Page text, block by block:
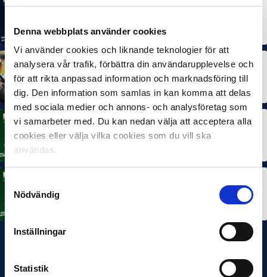
Denna webbplats använder cookies
Vi använder cookies och liknande teknologier för att
analysera vår trafik, förbättra din användarupplevelse och
för att rikta anpassad information och marknadsföring till
dig. Den information som samlas in kan komma att delas
med sociala medier och annons- och analysföretag som
vi samarbeter med. Du kan nedan välja att acceptera alla
cookies eller välja vilka cookies som du vill ska
användas.
Samtyckesval
Nödvändig
Inställningar
Statistik
MÅNADENS SPELARE MÅNADENS TRÄNARE
7 AUG 2026
MÅNADENS SPELARE MÅNADENS TRÄNARE
Dubbla Landskrona-priser när juni summeras
MÅNADENS SPELARE
Rösta på Månadens Spelare i juni